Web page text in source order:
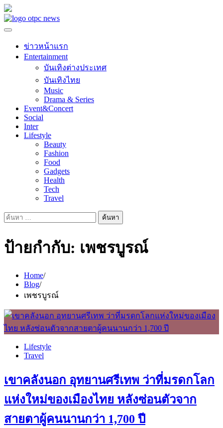
Skip
to
ข่าวหน้าแรก
Entertainment
บันเทิงต่างประเทศ
บันเทิงไทย
Music
Drama & Series
Event&Concert
Social
Inter
Lifestyle
Beauty
Fashion
Food
Gadgets
Health
Tech
Travel
ค้นหา
ป้ายกำกับ: เพชรบูรณ์
Home
Blog
เพชรบูรณ์
Lifestyle
Travel
เขาคลังนอก อุทยานศรีเทพ ว่าที่มรดกโลก
แห่งใหม่ของเมืองไทย หลังซ่อนตัวจาก
สายตาผู้คนนานกว่า 1,700 ปี